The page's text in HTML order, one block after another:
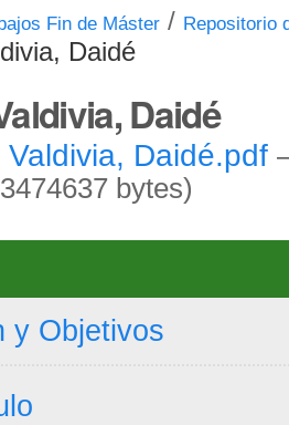
Fin de Máster / Repositorio
Daidé
Daidé
Daidé.pdf
bytes)
y Objetivos